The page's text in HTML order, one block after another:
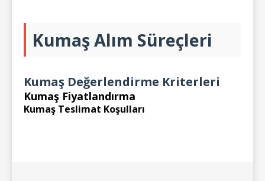
Kumaş Alım Süreçleri
Kumaş Değerlendirme Kriterleri
Kumaş Fiyatlandırma
Kumaş Teslimat Koşulları